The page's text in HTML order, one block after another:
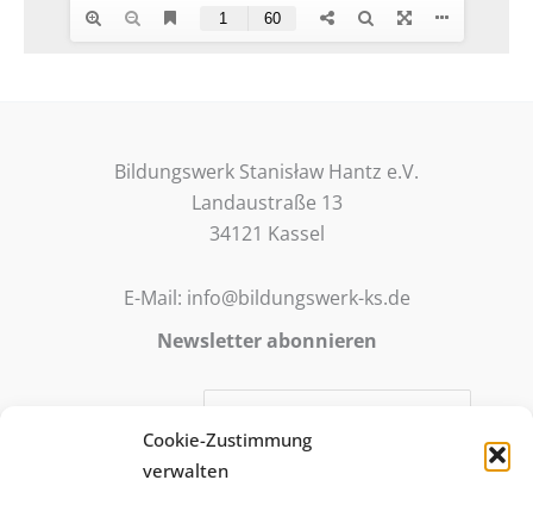
Cookie-Zustimmung
verwalten
Bildungswerk Stanisław Hantz e.V.
Landaustraße 13
34121 Kassel
E-Mail: info@bildungswerk-ks.de
Newsletter abonnieren